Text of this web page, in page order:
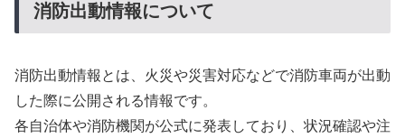
消防出動情報について
消防出動情報とは、火災や災害対応などで消防車両が出動
した際に公開される情報です。
各自治体や消防機関が公式に発表しており、状況確認や注